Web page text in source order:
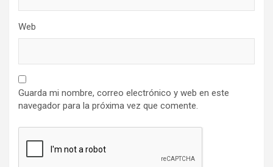
Web
Guarda mi nombre, correo electrónico y web en este
navegador para la próxima vez que comente.